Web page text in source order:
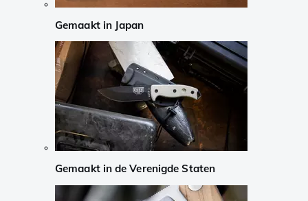
Gemaakt in Japan
Gemaakt in de Verenigde Staten